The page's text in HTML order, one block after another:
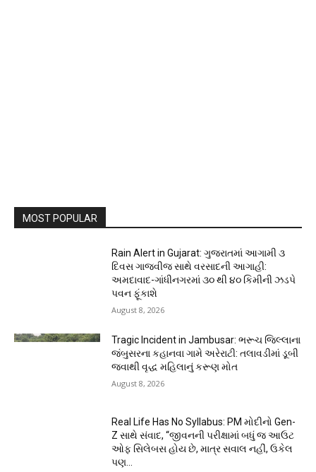
MOST POPULAR
Rain Alert in Gujarat: ગુજરાતમાં આગામી ૩
દિવસ ગાજવીજ સાથે વરસાદની આગાહી:
અમદાવાદ-ગાંધીનગરમાં ૩૦ થી ૪૦ કિમીની ઝડપે
પવન ફૂંકાશે
August 8, 2026
Tragic Incident in Jambusar: ભરૂચ જિલ્લાના
જંબુસરના કહાનવા ગામે અરેરાટી: તલાવડીમાં ડૂબી
જવાથી વૃદ્ધ મહિલાનું કરૂણ મોત
August 8, 2026
Real Life Has No Syllabus: PM મોદીનો Gen-
Z સાથે સંવાદ, “જીવનની પરીક્ષામાં બધું જ આઉટ
ઓફ સિલેબસ હોય છે, માત્ર સવાલ નહીં, ઉકેલ
પણ...